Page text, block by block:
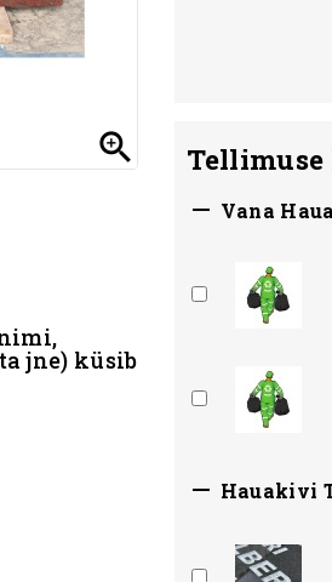

jne) küsib
Tellimuse
 Vana
 Hauakivi